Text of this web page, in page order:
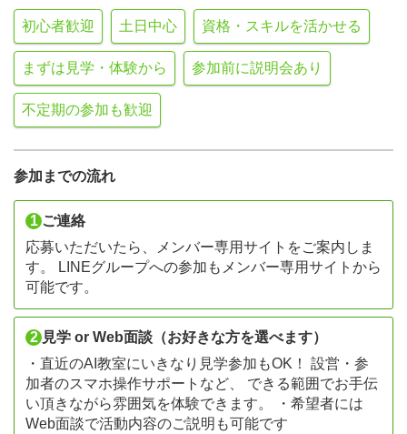
初心者歓迎 土日中心 資格・スキルを活かせる
まずは見学・体験から 参加前に説明会あり
不定期の参加も歓迎
参加までの流れ
1 ご連絡
応募いただいたら、メンバー専用サイトをご案内しま
す。 LINEグループへの参加もメンバー専用サイトから
可能です。
2 見学 or Web面談（お好きな方を選べます）
・直近のAI教室にいきなり見学参加もOK！ 設営・参
加者のスマホ操作サポートなど、 できる範囲でお手伝
い頂きながら雰囲気を体験できます。 ・希望者には
Web面談で活動内容のご説明も可能です